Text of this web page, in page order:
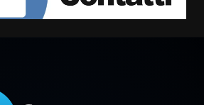
Contestatori: Musica di